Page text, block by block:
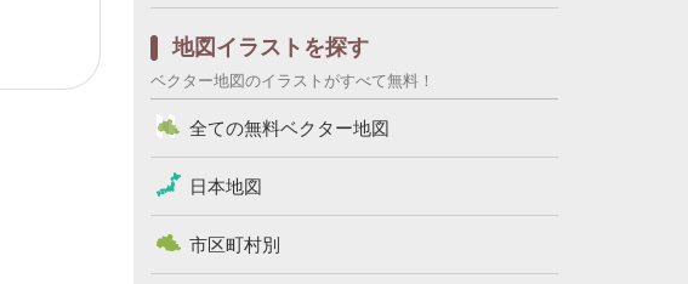
地図イラストを探す
ベクター地図のイラストがすべて無料！
全ての無料ベクター地図
日本地図
市区町村別